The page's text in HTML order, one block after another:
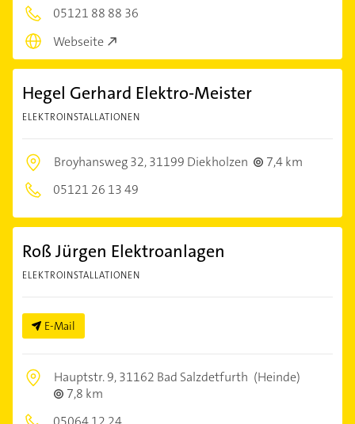
05121 88 88 36
Webseite
Hegel Gerhard Elektro-Meister
ELEKTROINSTALLATIONEN
Broyhansweg 32,31199 Diekholzen
7,4 km
05121 26 13 49
Roß Jürgen Elektroanlagen
ELEKTROINSTALLATIONEN
E-Mail
Hauptstr. 9,31162 Bad Salzdetfurth (Heinde)
7,8 km